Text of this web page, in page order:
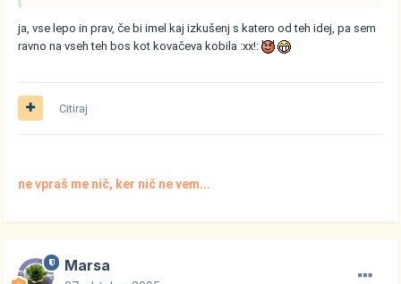
ja, vse lepo in prav, če bi imel kaj izkušenj s katero od teh idej, pa sem
ravno na vseh teh bos kot kovačeva kobila :xx!:
Citiraj
ne vpraš me nič, ker nič ne vem...
Marsa